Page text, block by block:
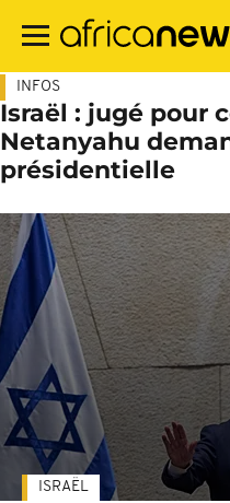
contenu
INFOS
Israël : jugé pour
Netanyahu
présidentielle
ISRAËL